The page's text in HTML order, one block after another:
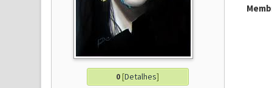
0[Detalhes]